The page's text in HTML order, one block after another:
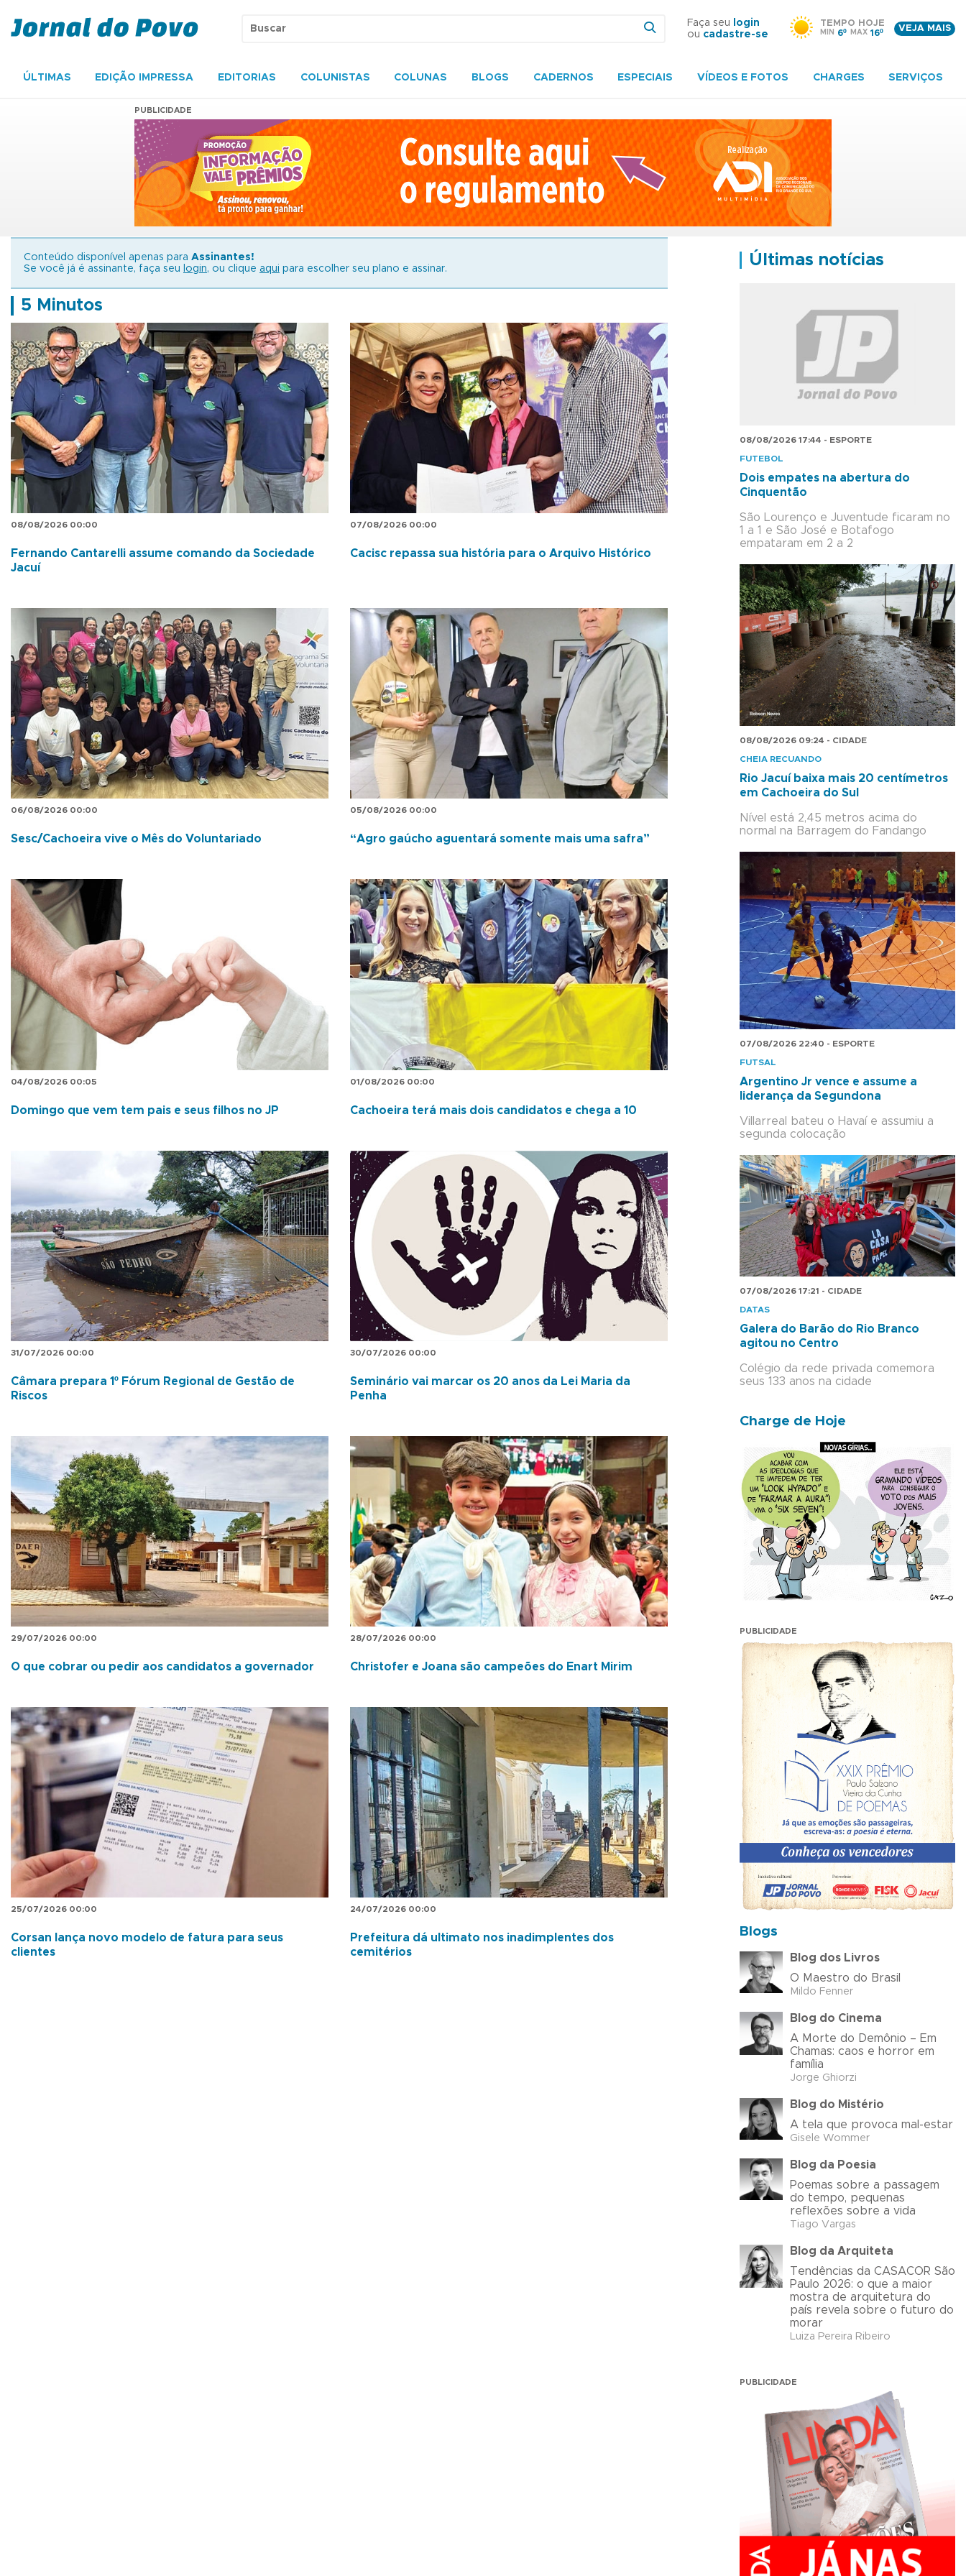
Faça seu
login
ou cadastre-se
TEMPO HOJE
MIN 6º MAX 16º
VEJA MAIS
ÚLTIMAS EDIÇÃO IMPRESSA EDITORIAS COLUNISTAS COLUNAS BLOGS CADERNOS ESPECIAIS VÍDEOS E FOTOS CHARGES SERVIÇOS
PUBLICIDADE
Conteúdo disponível apenas para Assinantes!
Se você já é assinante, faça seu
login, ou clique aqui para escolher seu plano e assinar.
5 Minutos
08/08/2026 00:00
Fernando Cantarelli assume comando da Sociedade
Jacuí
07/08/2026 00:00
Cacisc repassa sua história para o Arquivo Histórico
06/08/2026 00:00
Sesc/Cachoeira vive o Mês do Voluntariado
05/08/2026 00:00
“Agro gaúcho aguentará somente mais uma safra”
04/08/2026 00:05
Domingo que vem tem pais e seus filhos no JP
01/08/2026 00:00
Cachoeira terá mais dois candidatos e chega a 10
31/07/2026 00:00
Câmara prepara 1º Fórum Regional de Gestão de
Riscos
30/07/2026 00:00
Seminário vai marcar os 20 anos da Lei Maria da
Penha
29/07/2026 00:00
O que cobrar ou pedir aos candidatos a governador
28/07/2026 00:00
Christofer e Joana são campeões do Enart Mirim
25/07/2026 00:00
Corsan lança novo modelo de fatura para seus
clientes
24/07/2026 00:00
Prefeitura dá ultimato nos inadimplentes dos
cemitérios
Últimas notícias
08/08/2026 17:44 - ESPORTE
FUTEBOL
Dois empates na abertura do
Cinquentão
São Lourenço e Juventude ficaram no
1 a 1 e São José e Botafogo
empataram em 2 a 2
08/08/2026 09:24 - CIDADE
CHEIA RECUANDO
Rio Jacuí baixa mais 20 centímetros
em Cachoeira do Sul
Nível está 2,45 metros acima do
normal na Barragem do Fandango
07/08/2026 22:40 - ESPORTE
FUTSAL
Argentino Jr vence e assume a
liderança da Segundona
Villarreal bateu o Havaí e assumiu a
segunda colocação
07/08/2026 17:21 - CIDADE
DATAS
Galera do Barão do Rio Branco
agitou no Centro
Colégio da rede privada comemora
seus 133 anos na cidade
Charge de Hoje
PUBLICIDADE
Blogs
Blog dos Livros
O Maestro do Brasil
Mildo Fenner
Blog do Cinema
A Morte do Demônio – Em
Chamas: caos e horror em
família
Jorge Ghiorzi
Blog do Mistério
A tela que provoca mal-estar
Gisele Wommer
Blog da Poesia
Poemas sobre a passagem
do tempo, pequenas
reflexões sobre a vida
Tiago Vargas
Blog da Arquiteta
Tendências da CASACOR São
Paulo 2026: o que a maior
mostra de arquitetura do
país revela sobre o futuro do
morar
Luiza Pereira Ribeiro
PUBLICIDADE